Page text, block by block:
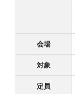
会場
対象
定員